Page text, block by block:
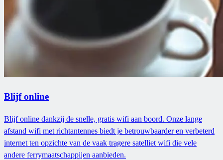
Blijf online
Blijf online dankzij de snelle, gratis wifi aan boord. Onze lange
afstand wifi met richtantennes biedt je betrouwbaarder en verbeterd
internet ten opzichte van de vaak tragere satelliet wifi die vele
andere ferrymaatschappijen aanbieden.